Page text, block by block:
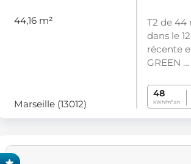
44,16 m²
Marseille (13012)
T2 de 44
dans le
récente
GREEN …
48
kWh/m².an